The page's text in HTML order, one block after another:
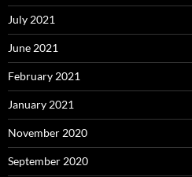
July 2021
June 2021
February 2021
January 2021
November 2020
September 2020